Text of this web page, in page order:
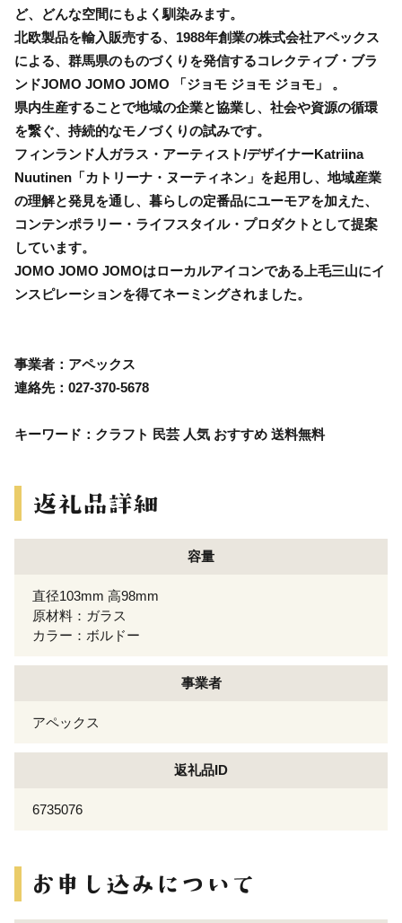
ど、どんな空間にもよく馴染みます。
北欧製品を輸入販売する、1988年創業の株式会社アペックス
による、群馬県のものづくりを発信するコレクティブ・ブラ
ンドJOMO JOMO JOMO 「ジョモ ジョモ ジョモ」 。
県内生産することで地域の企業と協業し、社会や資源の循環
を繋ぐ、持続的なモノづくりの試みです。
フィンランド人ガラス・アーティスト/デザイナーKatriina
Nuutinen「カトリーナ・ヌーティネン」を起用し、地域産業
の理解と発見を通し、暮らしの定番品にユーモアを加えた、
コンテンポラリー・ライフスタイル・プロダクトとして提案
しています。
JOMO JOMO JOMOはローカルアイコンである上毛三山にイ
ンスピレーションを得てネーミングされました。
事業者：アペックス
連絡先：027-370-5678
キーワード：クラフト 民芸 人気 おすすめ 送料無料
容量
直径103mm 高98mm
原材料：ガラス
カラー：ボルドー
事業者
アペックス
返礼品ID
6735076